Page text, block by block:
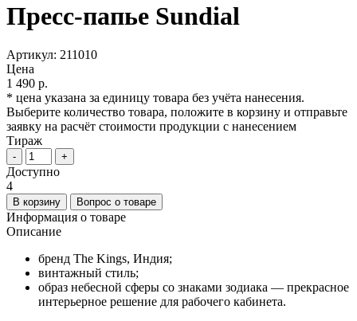
Пресс-папье Sundial
Артикул: 211010
Цена
1 490 р.
* цена указана за единицу товара без учёта нанесения.
Выберите количество товара, положите в корзину и отправьте
заявку на расчёт стоимости продукции с нанесением
Тираж
- +
Доступно
4
В корзину Вопрос о товаре
Информация о товаре
Описание
бренд The Kings, Индия;
винтажный стиль;
образ небесной сферы со знаками зодиака — прекрасное
интерьерное решение для рабочего кабинета.